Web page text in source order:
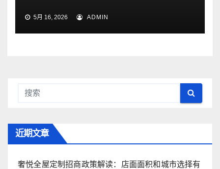
5月 16, 2026 ADMIN
近期文章
奢悦全屋定制招商政策解读：店面面积和城市选择有